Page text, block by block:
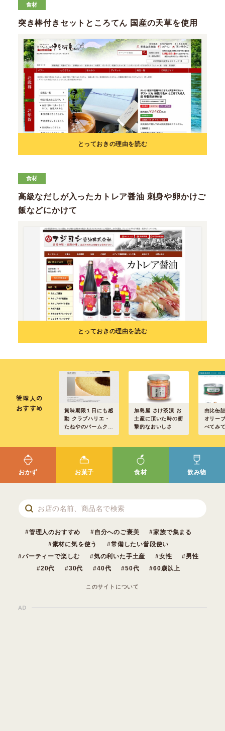
食材
突き棒付きセットところてん 国産の天草を使用
とっておきの理由を読む
食材
高級なだしが入ったカトレア醤油 刺身や卵かけご
飯などにかけて
とっておきの理由を読む
管理人の
おすすめ
賞味期限１日にも感
動 クラブハリエ・
たねやのバームクー
ヘン
加島屋 さけ茶漬 お
土産に頂いた時の衝
撃的なおいしさ
由比缶
オリー
べてみ
ました
おかず お菓子 食材 飲み物
管理人のおすすめ 自分へのご褒美
家族で集まる
素材に気を使う
常備したい普段使い
パーティーで楽しむ
気の利いた手土産 女性
男性
20代
30代 40代 50代 60歳以上
このサイトについて